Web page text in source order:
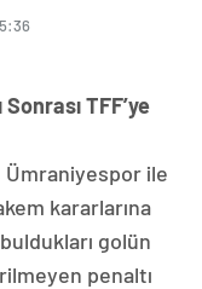
TFF’ye
Ümraniyespor ile
kararlarına
golün
penaltı